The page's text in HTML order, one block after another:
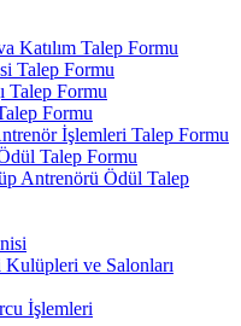
Katılım Talep Formu
Talep Formu
Talep Formu
Formu
İşlemleri Talep Formu
Talep Formu
Antrenörü Ödül Talep
ve Salonları
İşlemleri